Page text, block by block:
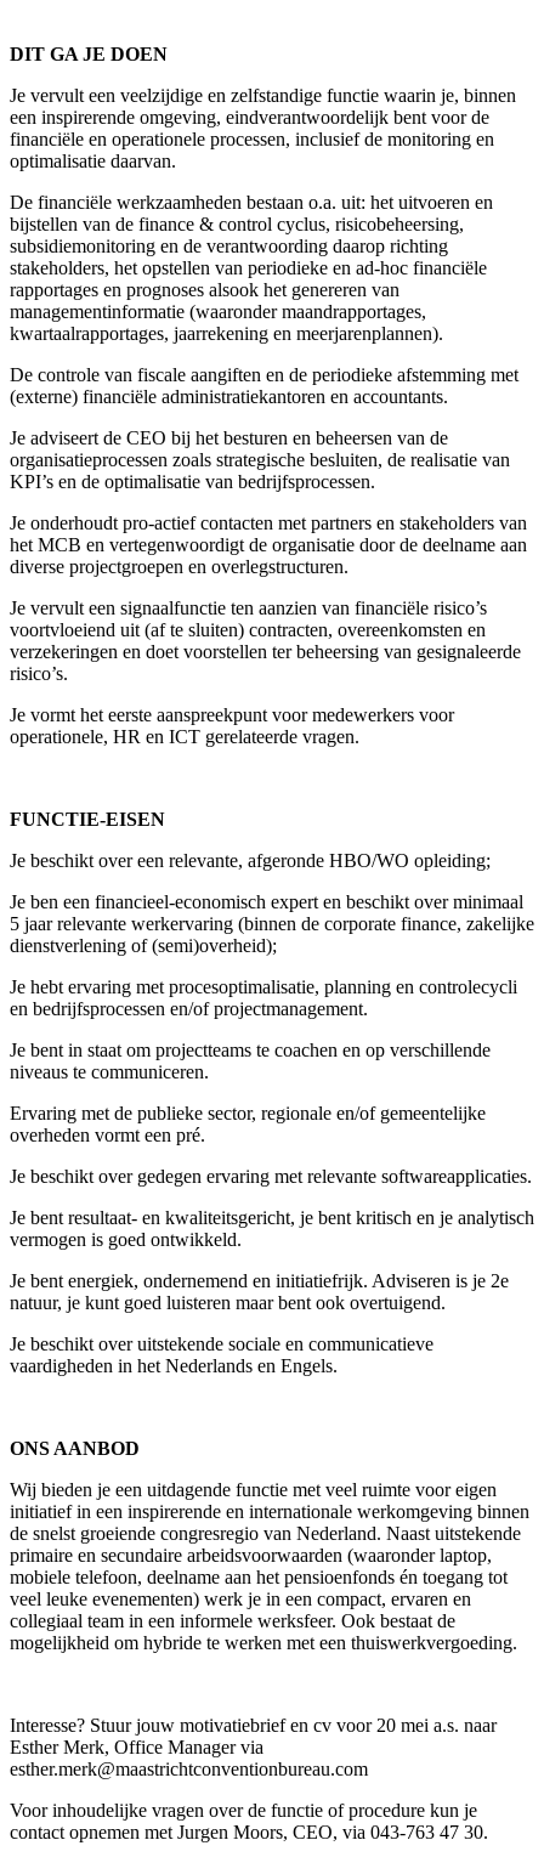
DIT GA JE DOEN
Je vervult een veelzijdige en zelfstandige functie waarin je, binnen
een inspirerende omgeving, eindverantwoordelijk bent voor de
financiële en operationele processen, inclusief de monitoring en
optimalisatie daarvan.
De financiële werkzaamheden bestaan o.a. uit: het uitvoeren en
bijstellen van de finance & control cyclus, risicobeheersing,
subsidiemonitoring en de verantwoording daarop richting
stakeholders, het opstellen van periodieke en ad-hoc financiële
rapportages en prognoses alsook het genereren van
managementinformatie (waaronder maandrapportages,
kwartaalrapportages, jaarrekening en meerjarenplannen).
De controle van fiscale aangiften en de periodieke afstemming met
(externe) financiële administratiekantoren en accountants.
Je adviseert de CEO bij het besturen en beheersen van de
organisatieprocessen zoals strategische besluiten, de realisatie van
KPI’s en de optimalisatie van bedrijfsprocessen.
Je onderhoudt pro-actief contacten met partners en stakeholders van
het MCB en vertegenwoordigt de organisatie door de deelname aan
diverse projectgroepen en overlegstructuren.
Je vervult een signaalfunctie ten aanzien van financiële risico’s
voortvloeiend uit (af te sluiten) contracten, overeenkomsten en
verzekeringen en doet voorstellen ter beheersing van gesignaleerde
risico’s.
Je vormt het eerste aanspreekpunt voor medewerkers voor
operationele, HR en ICT gerelateerde vragen.
FUNCTIE-EISEN
Je beschikt over een relevante, afgeronde HBO/WO opleiding;
Je ben een financieel-economisch expert en beschikt over minimaal
5 jaar relevante werkervaring (binnen de corporate finance, zakelijke
dienstverlening of (semi)overheid);
Je hebt ervaring met procesoptimalisatie, planning en controlecycli
en bedrijfsprocessen en/of projectmanagement.
Je bent in staat om projectteams te coachen en op verschillende
niveaus te communiceren.
Ervaring met de publieke sector, regionale en/of gemeentelijke
overheden vormt een pré.
Je beschikt over gedegen ervaring met relevante softwareapplicaties.
Je bent resultaat- en kwaliteitsgericht, je bent kritisch en je analytisch
vermogen is goed ontwikkeld.
Je bent energiek, ondernemend en initiatiefrijk. Adviseren is je 2e
natuur, je kunt goed luisteren maar bent ook overtuigend.
Je beschikt over uitstekende sociale en communicatieve
vaardigheden in het Nederlands en Engels.
ONS AANBOD
Wij bieden je een uitdagende functie met veel ruimte voor eigen
initiatief in een inspirerende en internationale werkomgeving binnen
de snelst groeiende congresregio van Nederland. Naast uitstekende
primaire en secundaire arbeidsvoorwaarden (waaronder laptop,
mobiele telefoon, deelname aan het pensioenfonds én toegang tot
veel leuke evenementen) werk je in een compact, ervaren en
collegiaal team in een informele werksfeer. Ook bestaat de
mogelijkheid om hybride te werken met een thuiswerkvergoeding.
Interesse? Stuur jouw motivatiebrief en cv voor 20 mei a.s. naar
Esther Merk, Office Manager via
esther.merk@maastrichtconventionbureau.com
Voor inhoudelijke vragen over de functie of procedure kun je
contact opnemen met Jurgen Moors, CEO, via 043-763 47 30.